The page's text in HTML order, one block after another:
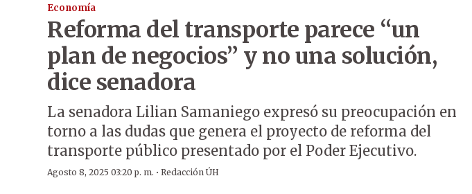
Economía
Reforma del transporte parece “un
plan de negocios” y no una solución,
dice senadora
La senadora Lilian Samaniego expresó su preocupación en
torno a las dudas que genera el proyecto de reforma del
transporte público presentado por el Poder Ejecutivo.
Agosto 8, 2025 03:20 p. m. · Redacción ÚH